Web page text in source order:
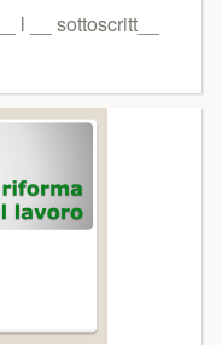
l __ sottoscritt__